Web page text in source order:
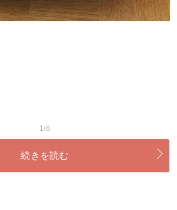
1/6
続きを読む